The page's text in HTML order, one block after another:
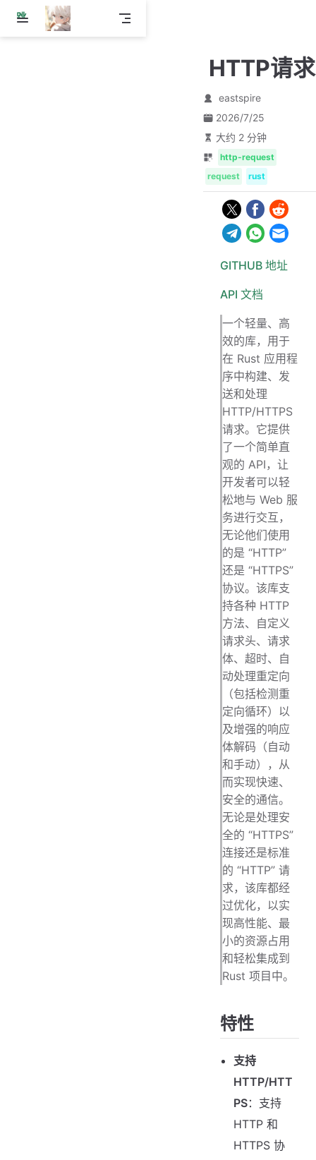
跳
HTTP请求
eastspire
2026/7/25
大约 2 分钟
http-request
request
rust
GITHUB 地址
API 文档
一个轻量、高
效的库，用于
在 Rust 应用程
序中构建、发
送和处理
HTTP/HTTPS
请求。它提供
了一个简单直
观的 API，让
开发者可以轻
松地与 Web 服
务进行交互，
无论他们使用
的是 “HTTP”
还是 “HTTPS”
协议。该库支
持各种 HTTP
方法、自定义
请求头、请求
体、超时、自
动处理重定向
（包括检测重
定向循环）以
及增强的响应
体解码（自动
和手动），从
而实现快速、
安全的通信。
无论是处理安
全的 “HTTPS”
连接还是标准
的 “HTTP” 请
求，该库都经
过优化，以实
现高性能、最
小的资源占用
和轻松集成到
Rust 项目中。
特性
支持
HTTP/HTT
PS：支持
HTTP 和
HTTPS 协